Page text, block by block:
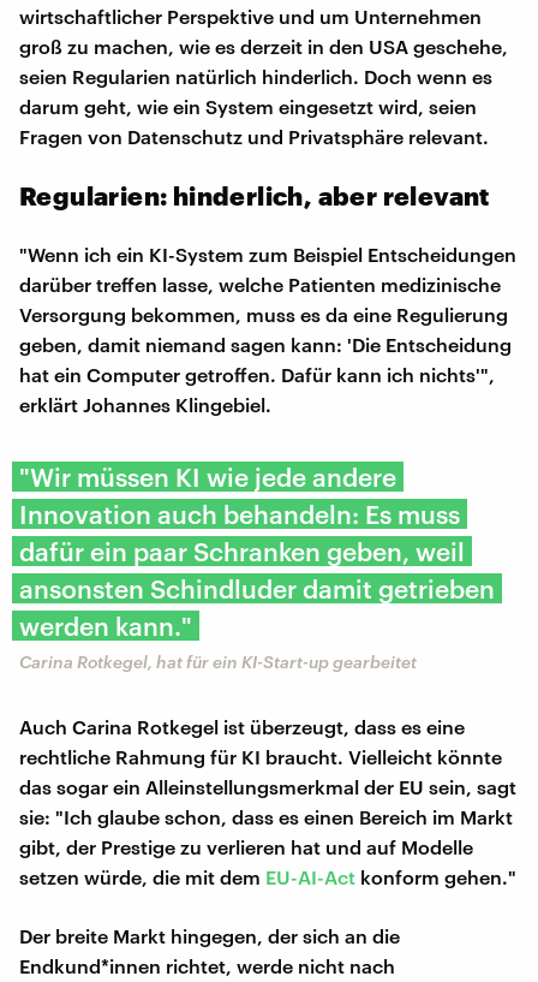
wirtschaftlicher Perspektive und um Unternehmen
groß zu machen, wie es derzeit in den USA geschehe,
seien Regularien natürlich hinderlich. Doch wenn es
darum geht, wie ein System eingesetzt wird, seien
Fragen von Datenschutz und Privatsphäre relevant.
Regularien: hinderlich, aber relevant
"Wenn ich ein KI-System zum Beispiel Entscheidungen
darüber treffen lasse, welche Patienten medizinische
Versorgung bekommen, muss es da eine Regulierung
geben, damit niemand sagen kann: 'Die Entscheidung
hat ein Computer getroffen. Dafür kann ich nichts'",
erklärt Johannes Klingebiel.
"Wir müssen KI wie jede andere
Innovation auch behandeln: Es muss
dafür ein paar Schranken geben, weil
ansonsten Schindluder damit getrieben
werden kann."
Carina Rotkegel, hat für ein KI-Start-up gearbeitet
Auch Carina Rotkegel ist überzeugt, dass es eine
rechtliche Rahmung für KI braucht. Vielleicht könnte
das sogar ein Alleinstellungsmerkmal der EU sein, sagt
sie: "Ich glaube schon, dass es einen Bereich im Markt
gibt, der Prestige zu verlieren hat und auf Modelle
setzen würde, die mit dem EU-AI-Act konform gehen."
Der breite Markt hingegen, der sich an die
Endkund*innen richtet, werde nicht nach